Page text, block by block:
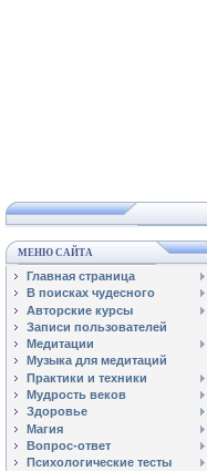
МЕНЮ САЙТА
Главная страница
В поисках чудесного
Авторские курсы
Записи пользователей
Медитации
Музыка для медитаций
Практики и техники
Мудрость веков
Здоровье
Магия
Вопрос-ответ
Психологические тесты